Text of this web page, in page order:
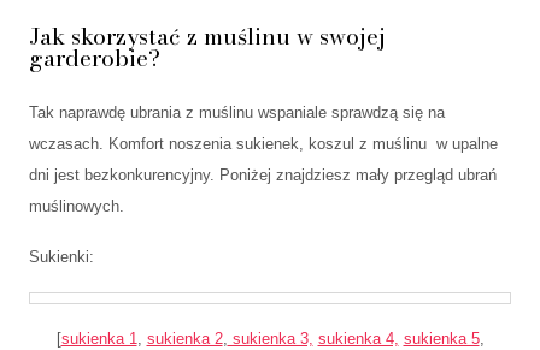
Jak skorzystać z muślinu w swojej
garderobie?
Tak naprawdę ubrania z muślinu wspaniale sprawdzą się na
wczasach. Komfort noszenia sukienek, koszul z muślinu w upalne
dni jest bezkonkurencyjny. Poniżej znajdziesz mały przegląd ubrań
muślinowych.
Sukienki:
[sukienka 1, sukienka 2, sukienka 3, sukienka 4, sukienka 5,